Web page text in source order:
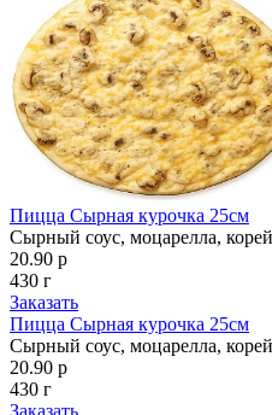
Пицца Сырная курочка 25см
Сырный соус, моцарелла,
20.90 р
430 г
Заказать
Пицца Сырная курочка 25см
Сырный соус, моцарелла,
20.90 р
430 г
Заказать